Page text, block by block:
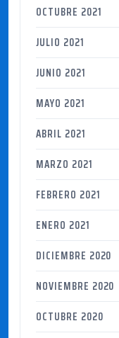
OCTUBRE 2021
JULIO 2021
JUNIO 2021
MAYO 2021
ABRIL 2021
MARZO 2021
FEBRERO 2021
ENERO 2021
DICIEMBRE 2020
NOVIEMBRE 2020
OCTUBRE 2020